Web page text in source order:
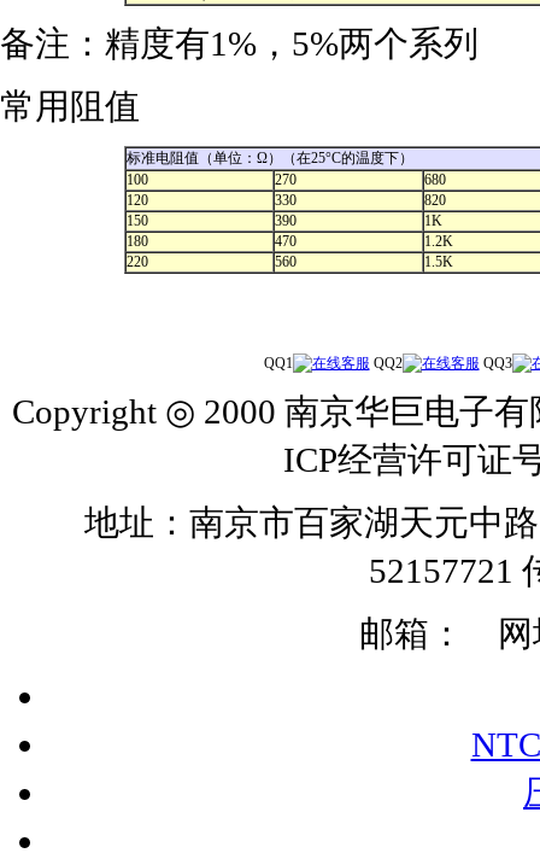
备注：精度有1%，5%两个系列
常用阻值
标准电阻值（单位：Ω）（在25°C的温度下）
100
270
680
120
330
820
150
390
1K
180
470
1.2K
220
560 1.5K
QQ1 QQ2 QQ3
Copyright ◎ 2000 南京华巨电子
ICP经营许可证
地址：南京市百家湖天元中
52157721
邮箱：
网